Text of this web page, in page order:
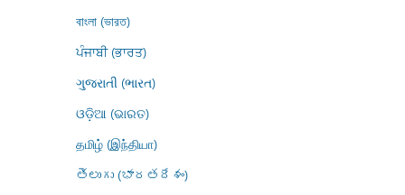
বাংলা (ভারত)
ਪੰਜਾਬੀ (ਭਾਰਤ)
ગુજરાતી (ભારત)
ଓଡ଼ିଆ (ଭାରତ)
தமிழ் (இந்தியா)
తెలుగు (భారతదేశం)